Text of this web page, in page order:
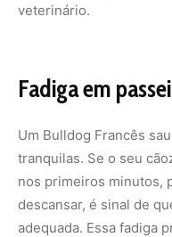
veterinário.
Fadiga em
Um Bulldog Francês
tranquilas. Se o seu
nos primeiros minutos,
descansar, é sinal de
adequada. Essa fadiga